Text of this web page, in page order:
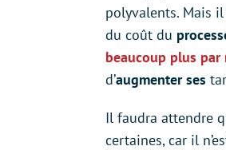
polyvalents. Mais
du coût du
beaucoup plus
d’augmenter ses
Il faudra attendre
certaines, car il